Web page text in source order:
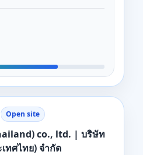
Open site
co., ltd. | บริษัท
ทศไทย) จำกัด